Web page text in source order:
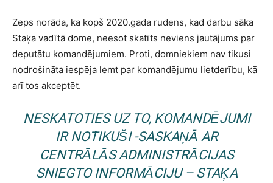
Zeps norāda, ka kopš 2020.gada rudens, kad darbu sāka
Staķa vadītā dome, neesot skatīts neviens jautājums par
deputātu komandējumiem. Proti, domniekiem nav tikusi
nodrošināta iespēja lemt par komandējumu lietderību, kā
arī tos akceptēt.
NESKATOTIES UZ TO, KOMANDĒJUMI
IR NOTIKUŠI -SASKAŅĀ AR
CENTRĀLĀS ADMINISTRĀCIJAS
SNIEGTO INFORMĀCIJU – STAĶA